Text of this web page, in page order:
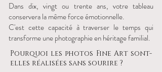
Dans dix, vingt ou trente ans, votre tableau
conservera la même force émotionnelle.
C'est cette capacité à traverser le temps qui
transforme une photographie en héritage familial.
Pourquoi les photos Fine Art sont-
elles réalisées sans sourire ?